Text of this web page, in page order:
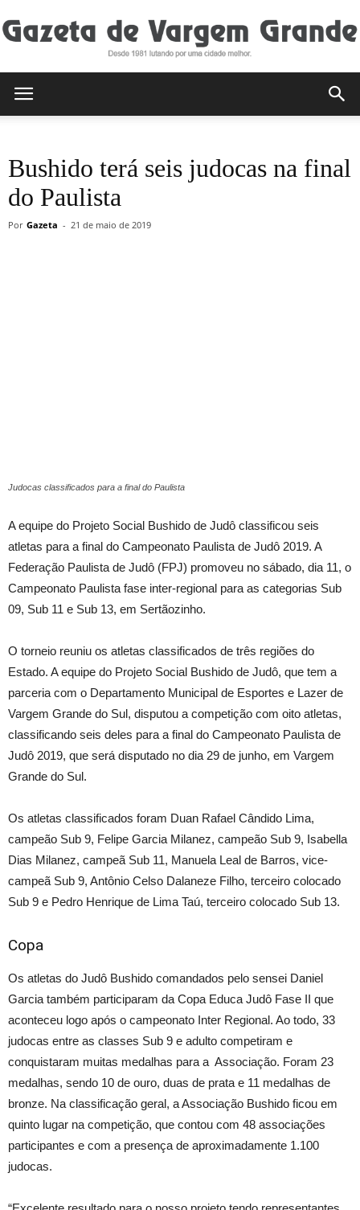
de
Bushido terá seis judocas na final
do Paulista
Por Gazeta - 21 de maio de 2019
Judocas classificados para a final do Paulista
A equipe do Projeto Social Bushido de Judô classificou seis
atletas para a final do Campeonato Paulista de Judô 2019. A
Federação Paulista de Judô (FPJ) promoveu no sábado, dia 11, o
Campeonato Paulista fase inter-regional para as categorias Sub
09, Sub 11 e Sub 13, em Sertãozinho.
O torneio reuniu os atletas classificados de três regiões do
Estado. A equipe do Projeto Social Bushido de Judô, que tem a
parceria com o Departamento Municipal de Esportes e Lazer de
Vargem Grande do Sul, disputou a competição com oito atletas,
classificando seis deles para a final do Campeonato Paulista de
Judô 2019, que será disputado no dia 29 de junho, em Vargem
Grande do Sul.
Os atletas classificados foram Duan Rafael Cândido Lima,
campeão Sub 9, Felipe Garcia Milanez, campeão Sub 9, Isabella
Dias Milanez, campeã Sub 11, Manuela Leal de Barros, vice-
campeã Sub 9, Antônio Celso Dalaneze Filho, terceiro colocado
Sub 9 e Pedro Henrique de Lima Taú, terceiro colocado Sub 13.
Copa
Os atletas do Judô Bushido comandados pelo sensei Daniel
Garcia também participaram da Copa Educa Judô Fase II que
aconteceu logo após o campeonato Inter Regional. Ao todo, 33
judocas entre as classes Sub 9 e adulto competiram e
conquistaram muitas medalhas para a Associação. Foram 23
medalhas, sendo 10 de ouro, duas de prata e 11 medalhas de
bronze. Na classificação geral, a Associação Bushido ficou em
quinto lugar na competição, que contou com 48 associações
participantes e com a presença de aproximadamente 1.100
judocas.